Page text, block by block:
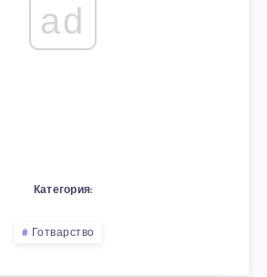
ad
Категория:
Готварство